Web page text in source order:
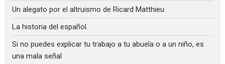
Un alegato por el altruismo de Ricard Matthieu
La historia del español.
Si no puedes explicar tu trabajo a tu abuela o a un niño, es
una mala señal